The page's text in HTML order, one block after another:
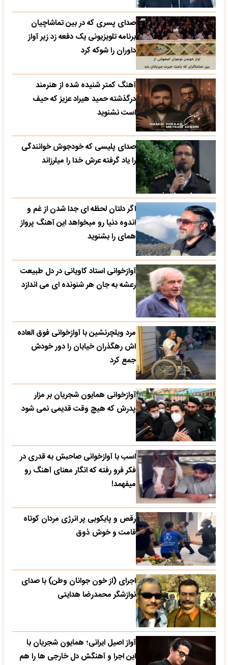
صدای پسری که در بین تماشاچیان
برنامه تلویزیونی یک دفعه زد زیر آواز
داوران را شوکه کرد
آهنگ کمتر شنیده شده از هنرمند
درگذشته حمید هیراد عزیز که حیف
است نشنوید
صدای پلیسی که خودجوش خوانندگی
را یاد گرفته عرش خدا را میلرزاند
اگر دلتان لحظه ای جدا شدن از غم و
اندوه دنیا رو میخواهد این آهنگ پرواز
همای را بشنوید
آوازخوانی استاد کاویانی در دل طبیعت
رعشه به جان هر شنونده ای می اندازد
مرد ویلچرنشین با آوازخوانی فوق العاده
اش رهگذران خیابان را دور خودش
جمع کرد
آوازخوانی همایون شجریان بر مزار
پدرش که هیچ وقت قدیمی نمی شود
اسب با آوازخوانی صاحبش به قدری در
فکر فرو رفته که انگار معنای آهنگ رو
میفهمد!
رقص و پایکوبی پر انرژی مردان کوتاه
قامت و خوش ذوق
اجرای (از خون جوانان وطن) با صدای
نوازشگر محمدرضا هدایتی
آواز اصیل ایرانی؛ همایون شجریان با
این اجرا و آهنگش دل خارجی ها را هم